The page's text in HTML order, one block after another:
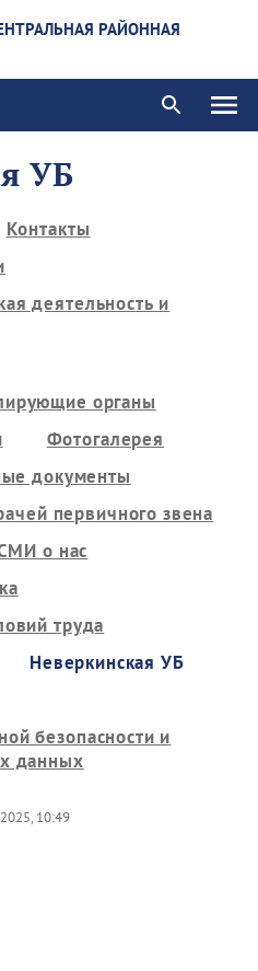
РАЙОННАЯ
УБ
Контакты
деятельность и
органы
Фотогалерея
документы
первичного звена
о нас
труда
Неверкинская УБ
безопасности и
данных
10:49